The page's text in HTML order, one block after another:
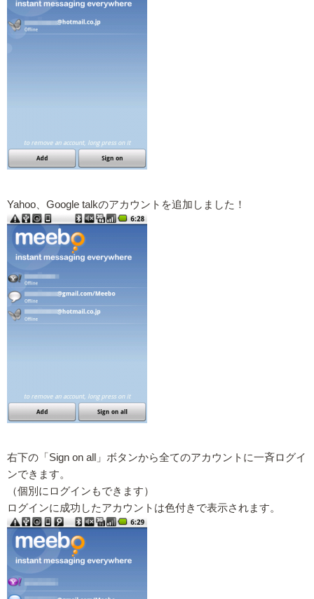
Yahoo、Google talkのアカウントを追加しました！
右下の「Sign on all」ボタンから全てのアカウントに一斉ログイ
ンできます。
（個別にログインもできます）
ログインに成功したアカウントは色付きで表示されます。